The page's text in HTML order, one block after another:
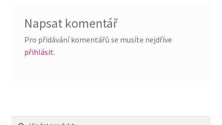
Napsat komentář
Pro přidávání komentářů se musíte nejdříve
přihlásit.